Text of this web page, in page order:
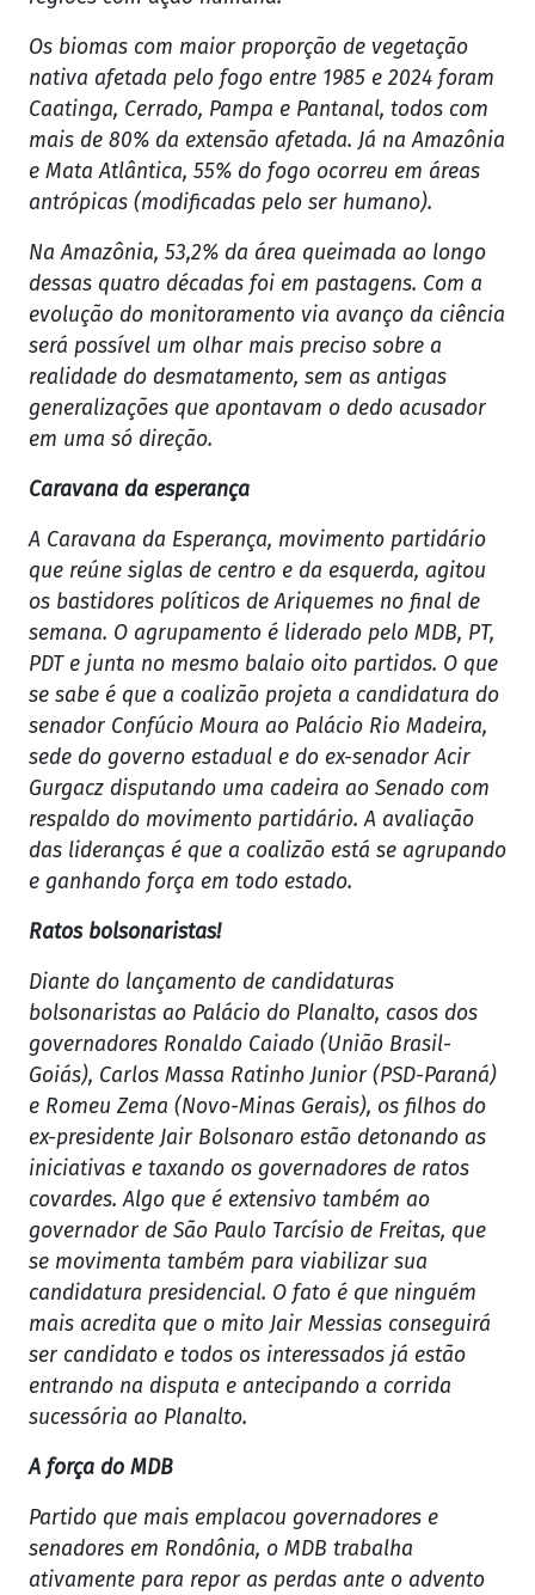
Os biomas com maior proporção de vegetação
nativa afetada pelo fogo entre 1985 e 2024 foram
Caatinga, Cerrado, Pampa e Pantanal, todos com
mais de 80% da extensão afetada. Já na Amazônia
e Mata Atlântica, 55% do fogo ocorreu em áreas
antrópicas (modificadas pelo ser humano).
Na Amazônia, 53,2% da área queimada ao longo
dessas quatro décadas foi em pastagens. Com a
evolução do monitoramento via avanço da ciência
será possível um olhar mais preciso sobre a
realidade do desmatamento, sem as antigas
generalizações que apontavam o dedo acusador
em uma só direção.
Caravana da esperança
A Caravana da Esperança, movimento partidário
que reúne siglas de centro e da esquerda, agitou
os bastidores políticos de Ariquemes no final de
semana. O agrupamento é liderado pelo MDB, PT,
PDT e junta no mesmo balaio oito partidos. O que
se sabe é que a coalizão projeta a candidatura do
senador Confúcio Moura ao Palácio Rio Madeira,
sede do governo estadual e do ex-senador Acir
Gurgacz disputando uma cadeira ao Senado com
respaldo do movimento partidário. A avaliação
das lideranças é que a coalizão está se agrupando
e ganhando força em todo estado.
Ratos bolsonaristas!
Diante do lançamento de candidaturas
bolsonaristas ao Palácio do Planalto, casos dos
governadores Ronaldo Caiado (União Brasil-
Goiás), Carlos Massa Ratinho Junior (PSD-Paraná)
e Romeu Zema (Novo-Minas Gerais), os filhos do
ex-presidente Jair Bolsonaro estão detonando as
iniciativas e taxando os governadores de ratos
covardes. Algo que é extensivo também ao
governador de São Paulo Tarcísio de Freitas, que
se movimenta também para viabilizar sua
candidatura presidencial. O fato é que ninguém
mais acredita que o mito Jair Messias conseguirá
ser candidato e todos os interessados já estão
entrando na disputa e antecipando a corrida
sucessória ao Planalto.
A força do MDB
Partido que mais emplacou governadores e
senadores em Rondônia, o MDB trabalha
ativamente para repor as perdas ante o advento